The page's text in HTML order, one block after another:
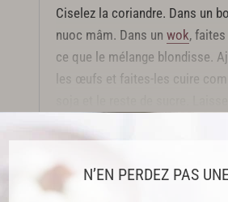
N’EN PERDEZ PAS
Ciselez la coriandre. Dans un
nuoc mâm. Dans un wok,
ce que le mélange blondisse.
les œufs et faites-les cuire
Cette recette est issue du livre "Julie
Cette recette est réservée aux